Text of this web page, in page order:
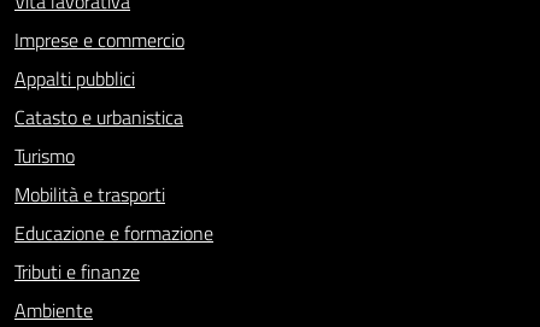
Imprese e commercio
Appalti pubblici
Catasto e urbanistica
Turismo
Mobilità e trasporti
Educazione e formazione
Tributi e finanze
Ambiente